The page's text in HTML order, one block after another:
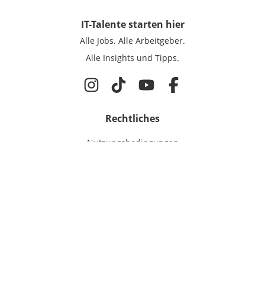
IT-Talentestarten hier
Alle Jobs. Alle Arbeitgeber.
Alle Insights und Tipps.
Rechtliches
Nutzungsbedingungen